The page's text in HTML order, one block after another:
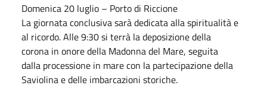
Domenica 20 luglio – Porto di Riccione
La giornata conclusiva sarà dedicata alla spiritualità e
al ricordo. Alle 9:30 si terrà la deposizione della
corona in onore della Madonna del Mare, seguita
dalla processione in mare con la partecipazione della
Saviolina e delle imbarcazioni storiche.